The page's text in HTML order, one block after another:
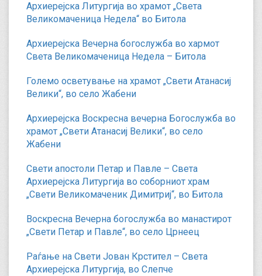
Архиерејска Литургија во храмот „Света
Великомаченица Недела“ во Битола
Архиерејска Вечерна богослужба во хармот
Света Великомаченица Недела – Битола
Големо осветување на храмот „Свети Атанасиј
Велики“, во село Жабени
Архиерејска Воскресна вечерна Богослужба во
храмот „Свети Атанасиј Велики“, во село
Жабени
Свети апостоли Петар и Павле – Света
Архиерејска Литургија во соборниот храм
„Свети Великомаченик Димитриј“, во Битола
Воскресна Вечерна богослужба во манастирот
„Свети Петар и Павле“, во село Црнеец
Раѓање на Свети Јован Крстител – Света
Архиерејска Литургија, во Слепче